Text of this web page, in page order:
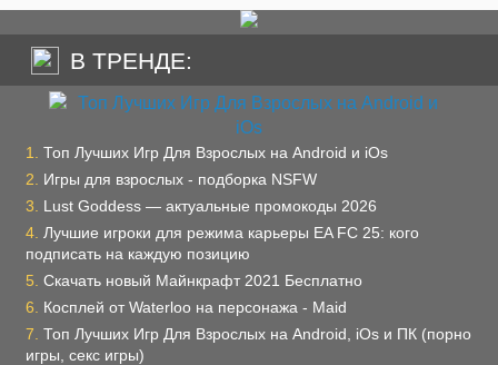
В ТРЕНДЕ:
Топ Лучших Игр Для Взрослых на Android и iOs
Игры для взрослых - подборка NSFW
Lust Goddess — актуальные промокоды 2026
Лучшие игроки для режима карьеры EA FC 25: кого
подписать на каждую позицию
Скачать новый Майнкрафт 2021 Бесплатно
Косплей от Waterloo на персонажа - Maid
Топ Лучших Игр Для Взрослых на Android, iOs и ПК (порно
игры, секс игры)